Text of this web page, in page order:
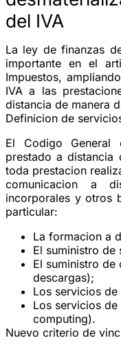
del IVA
La ley de finanzas
importante en el
Impuestos,
IVA a las
distancia de manera
Definicion de
El Codigo General
prestado a distancia
toda prestacion
comunicacion a
incorporales y otros
particular:
La formacion a
El suministro de
El suministro de
descargas);
Los servicios
Los servicios
computing).
Nuevo criterio de